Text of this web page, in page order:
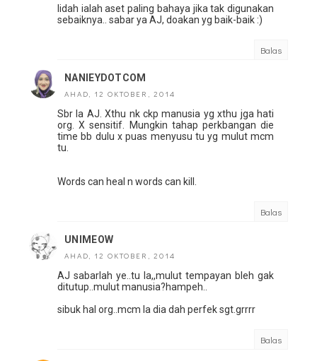
lidah ialah aset paling bahaya jika tak digunakan
sebaiknya.. sabar ya AJ, doakan yg baik-baik :)
Balas
NANIEYDOTCOM
AHAD, 12 OKTOBER, 2014
Sbr la AJ. Xthu nk ckp manusia yg xthu jga hati
org. X sensitif. Mungkin tahap perkbangan die
time bb dulu x puas menyusu tu yg mulut mcm
tu.
Words can heal n words can kill.
Balas
UNIMEOW
AHAD, 12 OKTOBER, 2014
AJ sabarlah ye..tu la,,mulut tempayan bleh gak
ditutup..mulut manusia?hampeh..
sibuk hal org..mcm la dia dah perfek sgt.grrrr
Balas